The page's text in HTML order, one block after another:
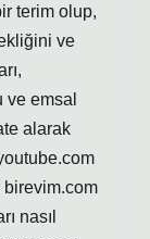
terim olup,
ve
emsal
alarak
birevim.com
nasıl